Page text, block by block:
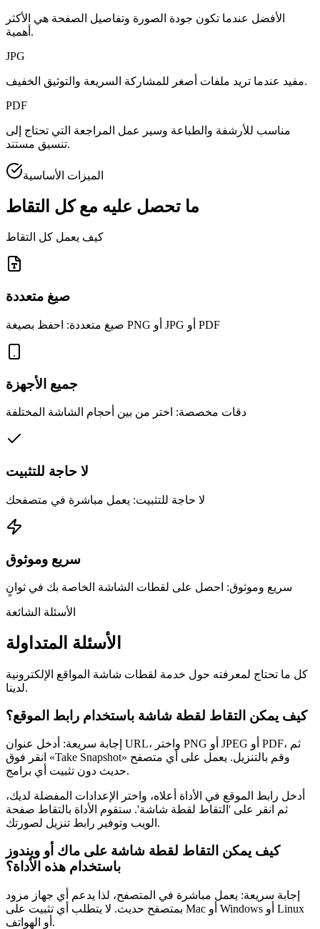
الأفضل عندما تكون جودة الصورة وتفاصيل الصفحة هي الأكثر
أهمية.
JPG
مفيد عندما تريد ملفات أصغر للمشاركة السريعة والتوثيق الخفيف.
PDF
مناسب للأرشفة والطباعة وسير عمل المراجعة التي تحتاج إلى
تنسيق مستند.
الميزات الأساسية
ما تحصل عليه مع كل التقاط
كيف يعمل كل التقاط
صيغ متعددة
صيغ متعددة: احفظ بصيغة PNG أو JPG أو PDF
جميع الأجهزة
دقات مخصصة: اختر من بين أحجام الشاشة المختلفة
لا حاجة للتثبيت
لا حاجة للتثبيت: يعمل مباشرة في متصفحك
سريع وموثوق
سريع وموثوق: احصل على لقطات الشاشة الخاصة بك في ثوانٍ
الأسئلة الشائعة
الأسئلة المتداولة
كل ما تحتاج لمعرفته حول خدمة لقطات شاشة المواقع الإلكترونية
لدينا.
كيف يمكن التقاط لقطة شاشة باستخدام رابط الموقع؟
إجابة سريعة: أدخل عنوان URL، واختر PNG أو JPEG أو PDF، ثم
انقر فوق «Take Snapshot» وقم بالتنزيل. يعمل على أي متصفح
حديث دون تثبيت أي برامج.
أدخل رابط الموقع في الأداة أعلاه، واختر الإعدادات المفضلة لديك،
ثم انقر على 'التقاط لقطة شاشة'. ستقوم الأداة بالتقاط صفحة
الويب وتوفير رابط تنزيل لصورتك.
كيف يمكن التقاط لقطة شاشة على ماك أو ويندوز
باستخدام هذه الأداة؟
إجابة سريعة: يعمل مباشرة في المتصفح، لذا يدعم أي جهاز مزود
بمتصفح حديث. لا يتطلب أي تثبيت على Mac أو Windows أو Linux
أو الهواتف.